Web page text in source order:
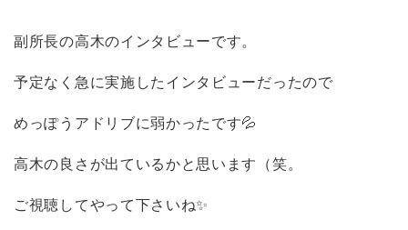
副所長の高木のインタビューです。
予定なく急に実施したインタビューだったので
めっぽうアドリブに弱かったです💦
高木の良さが出ているかと思います（笑。
ご視聴してやって下さいね✨